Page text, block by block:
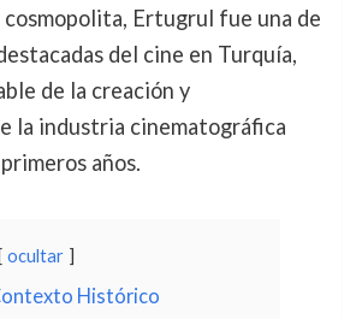
Ertugrul fue una de
del cine en Turquía,
de la creación y
la industria cinematográfica
años.
ocultar
Histórico